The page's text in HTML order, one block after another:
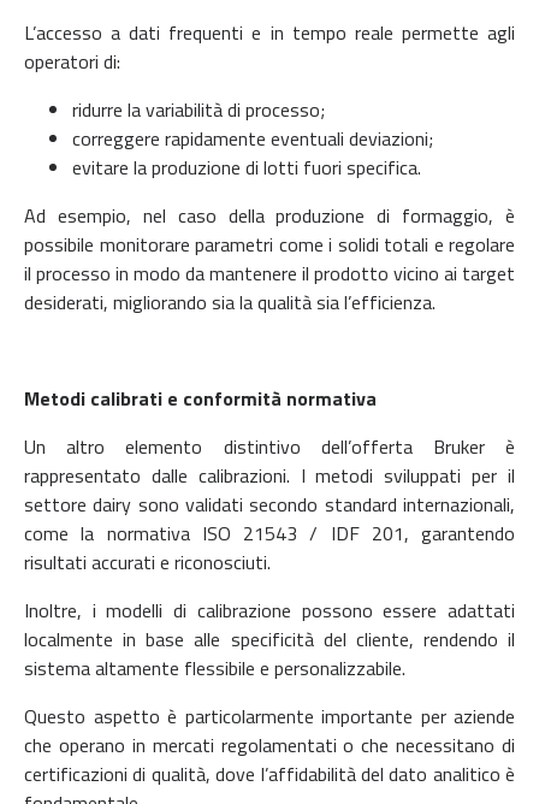
L’accesso a dati frequenti e in tempo reale permette agli
operatori di:
ridurre la variabilità di processo;
correggere rapidamente eventuali deviazioni;
evitare la produzione di lotti fuori specifica.
Ad esempio, nel caso della produzione di formaggio, è
possibile monitorare parametri come i solidi totali e regolare
il processo in modo da mantenere il prodotto vicino ai target
desiderati, migliorando sia la qualità sia l’efficienza.
Metodi calibrati e conformità normativa
Un altro elemento distintivo dell’offerta Bruker è
rappresentato dalle calibrazioni. I metodi sviluppati per il
settore dairy sono validati secondo standard internazionali,
come la normativa ISO 21543 / IDF 201, garantendo
risultati accurati e riconosciuti.
Inoltre, i modelli di calibrazione possono essere adattati
localmente in base alle specificità del cliente, rendendo il
sistema altamente flessibile e personalizzabile.
Questo aspetto è particolarmente importante per aziende
che operano in mercati regolamentati o che necessitano di
certificazioni di qualità, dove l’affidabilità del dato analitico è